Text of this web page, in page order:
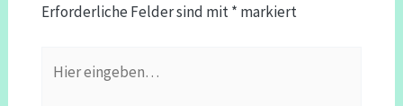
Erforderliche Felder sind mit* markiert
eingeben…